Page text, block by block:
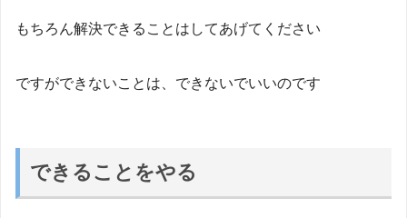
もちろん解決できることはしてあげてください
ですができないことは、できないでいいのです
できることをやる